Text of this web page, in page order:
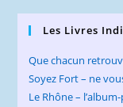
Les Livres
Que chacun
Soyez Fort – ne
Le Rhône –